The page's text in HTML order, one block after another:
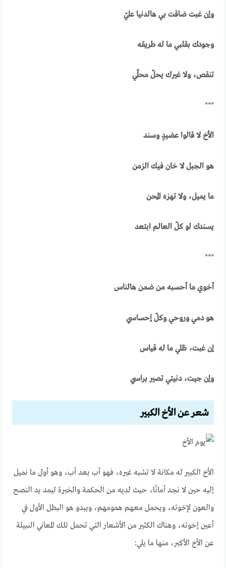
وإن غبت ضاقت بي هالدنيا عليّ
وجودك بقلبي ما له طريقه
تنقص، ولا غيرك يحلّ محلّي
***
الأخ لا قالوا عضيدٍ وسند
هو الجبل لا خان فيك الزمن
ما يميل، ولا تهزه المِحن
يسندك لو كلّ العالم ابتعد
***
أخوي ما أحسبه من ضمن هالناس
هو دمي وروحي وكلّ إحساسي
إن غبت، ظلي ما له قياس
وإن جيت، دنيتي تصير براسي
شعر عن الأخ الكبير
الأخ الكبير له مكانة لا تشبه غيره، فهو أب بعد أب، وهو أول ما نميل
إليه حين لا نجد أمانًا، حيث لديه من الحكمة والخبرة ليمد يد النصح
والعون لإخوته، ويحمل معهم همومهم، ويبدو هو البطل الأول في
أعين إخوته، وهناك الكثير من الأشعار التي تحمل تلك المعاني النبيلة
عن الأخ الأكبر، منها ما يلي: